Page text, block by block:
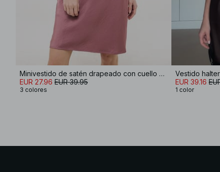
Minivestido de satén drapeado con cuello halter
EUR 27.96 EUR 39.95
3 colores
Vestido
EUR 39.16
1 color